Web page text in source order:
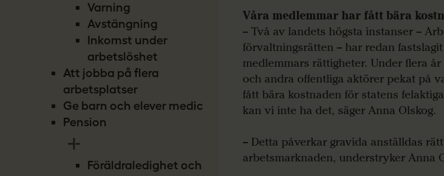
Varning
Avstängning
Inkomst under
arbetslöshet
Att jobba på flera
arbetsplatser
Ge barn och elever medicin
Pension
Föräldraledighet och
Våra medlemmar har fått bära
– Två av landets högsta instanser –
förvaltningsrätten – har redan
medlemmars rättigheter. Under flera
och andra offentliga aktörer pekat på
fått bära kostnaden för statens
kan vi inte ha det, säger Anna Olskog.
– Detta påverkar gravida anställdas
arbetsmarknaden, understryker Anna